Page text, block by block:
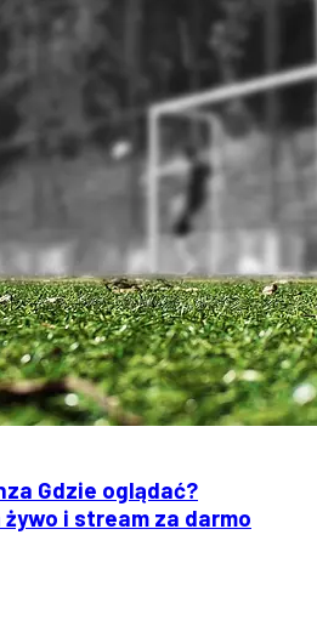
Gdzie oglądać?
i stream za darmo